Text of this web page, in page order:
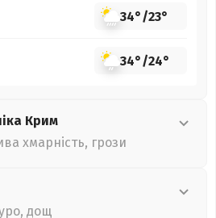
34°/23°
34°/24°
Крим
хмарність, грози
дощ